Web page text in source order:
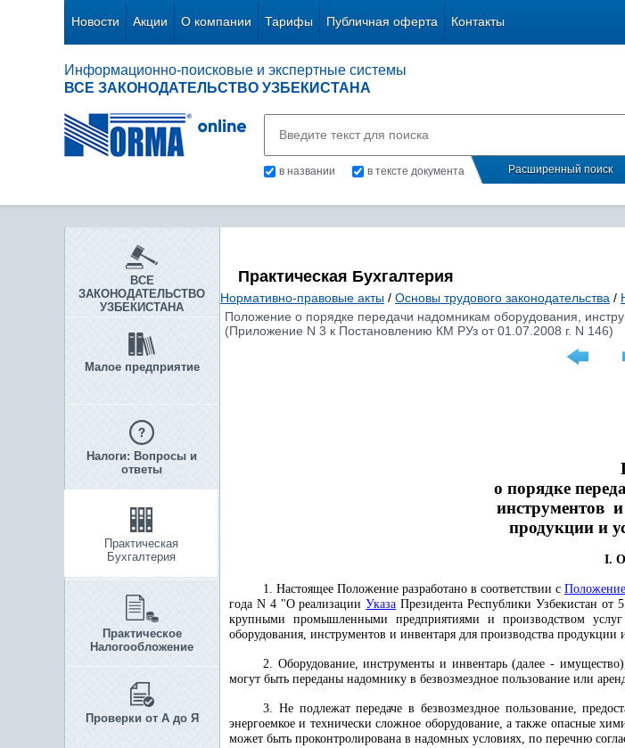
Новости Акции О компании Тарифы Публичная оферта Контакты
Информационно-поисковые и экспертные системы
ВСЕ ЗАКОНОДАТЕЛЬСТВО УЗБЕКИСТАНА
в названии в тексте документа Расширенный поиск
ВСЕ
ЗАКОНОДАТЕЛЬСТВО
УЗБЕКИСТАНА
Малое предприятие
Налоги: Вопросы и
ответы
Практическая
Бухгалтерия
Практическое
Налогообложение
Проверки от А до Я
Практическая Бухгалтерия
Нормативно-правовые акты / Основы трудового законодательства /
Положение о порядке передачи надомникам оборудования,
(Приложение N 3 к Постановлению КМ РУз от 01.07.2008 г. N 146)
о порядке
инструментов
продукции и
I.
1. Настоящее Положение разработано в соответствии с
года N 4 "О реализацииУказа Президента Республики Узбекистан
крупными промышленными предприятиями и производством
оборудования, инструментов и инвентаря для производства продукции
2. Оборудование, инструменты и инвентарь (далее -
могут быть переданы надомнику в безвозмездное пользование или
3. Не подлежат передаче в безвозмездное пользование,
энергоемкое и технически сложное оборудование, а также опасные
может быть проконтролирована в надомных условиях, по перечню